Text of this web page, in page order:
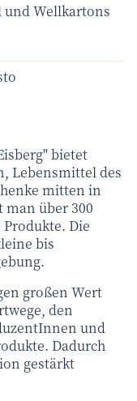
und Wellkartons
bietet
Lebensmittel des
mitten in
über 300
Die
bis
großen Wert
den
und
Dadurch
gestärkt